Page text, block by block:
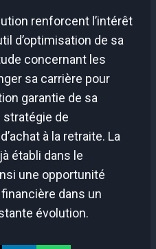
renforcent l’intérêt
d’optimisation de sa
concernant les
sa carrière pour
garantie de sa
de
à la retraite. La
établi dans le
une opportunité
dans un
évolution.